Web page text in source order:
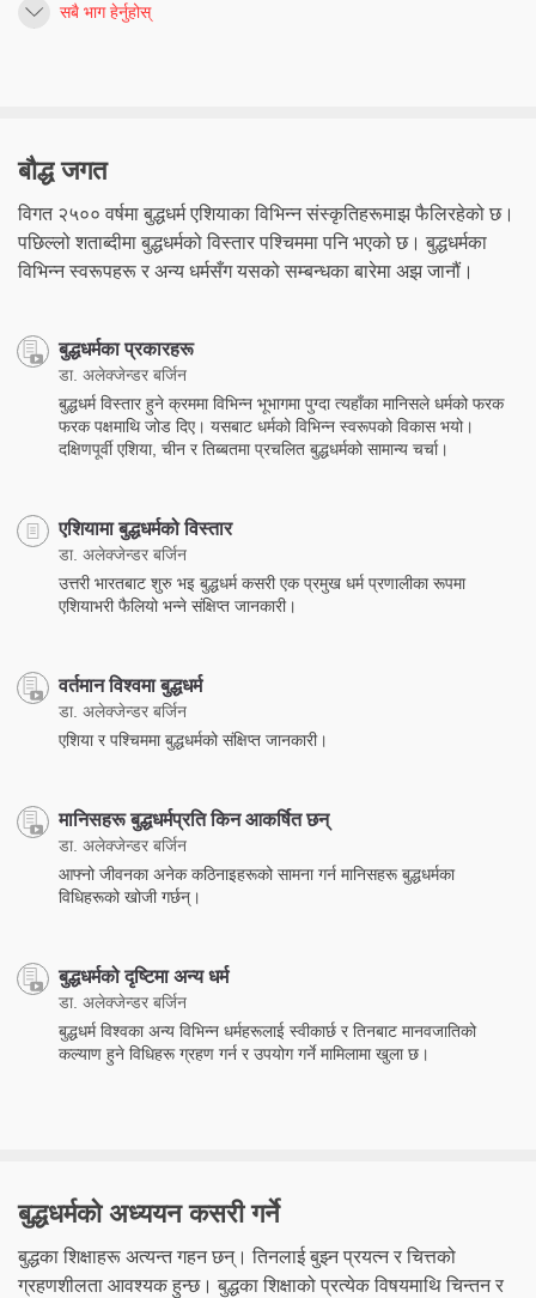
सबै भाग हेर्नुहोस्
बौद्ध जगत
विगत २५०० वर्षमा बुद्धधर्म एशियाका विभिन्न संस्कृतिहरूमाझ फैलिरहेको छ।
पछिल्लो शताब्दीमा बुद्धधर्मको विस्तार पश्चिममा पनि भएको छ। बुद्धधर्मका
विभिन्न स्वरूपहरू र अन्य धर्मसँग यसको सम्बन्धका बारेमा अझ जानौं।
बुद्धधर्मका प्रकारहरू
डा. अलेक्जेन्डर बर्जिन
बुद्धधर्म विस्तार हुने क्रममा विभिन्न भूभागमा पुग्दा त्यहाँका मानिसले धर्मको फरक
फरक पक्षमाथि जोड दिए। यसबाट धर्मको विभिन्न स्वरूपको विकास भयो।
दक्षिणपूर्वी एशिया, चीन र तिब्बतमा प्रचलित बुद्धधर्मको सामान्य चर्चा।
एशियामा बुद्धधर्मको विस्तार
डा. अलेक्जेन्डर बर्जिन
उत्तरी भारतबाट शुरु भइ बुद्धधर्म कसरी एक प्रमुख धर्म प्रणालीका रूपमा
एशियाभरी फैलियो भन्ने संक्षिप्त जानकारी।
वर्तमान विश्वमा बुद्धधर्म
डा. अलेक्जेन्डर बर्जिन
एशिया र पश्चिममा बुद्धधर्मको संक्षिप्त जानकारी।
मानिसहरू बुद्धधर्मप्रति किन आकर्षित छन्
डा. अलेक्जेन्डर बर्जिन
आफ्नो जीवनका अनेक कठिनाइहरूको सामना गर्न मानिसहरू बुद्धधर्मका
विधिहरूको खोजी गर्छन्।
बुद्धधर्मको दृष्टिमा अन्य धर्म
डा. अलेक्जेन्डर बर्जिन
बुद्धधर्म विश्वका अन्य विभिन्न धर्महरूलाई स्वीकार्छ र तिनबाट मानवजातिको
कल्याण हुने विधिहरू ग्रहण गर्न र उपयोग गर्ने मामिलामा खुला छ।
बुद्धधर्मको अध्ययन कसरी गर्ने
बुद्धका शिक्षाहरू अत्यन्त गहन छन्। तिनलाई बुझ्न प्रयत्न र चित्तको
ग्रहणशीलता आवश्यक हुन्छ। बुद्धका शिक्षाको प्रत्येक विषयमाथि चिन्तन र